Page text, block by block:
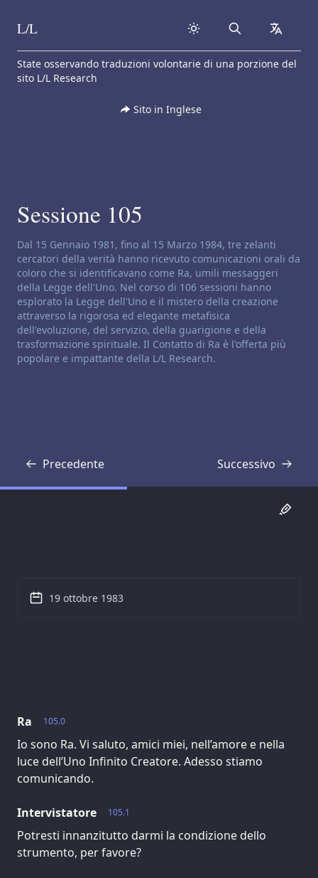
Skip to content
L/L Search
State osservando traduzioni volontarie di una porzione del
sito L/L Research
Sito in Inglese
Sessione 105
Disclaimer di canalizzazione:
Dal 15 Gennaio 1981, fino al 15 Marzo 1984, tre zelanti
cercatori della verità hanno ricevuto comunicazioni orali da
coloro che si identificavano come Ra, umili messaggeri
della Legge dell'Uno. Nel corso di 106 sessioni hanno
esplorato la Legge dell'Uno e il mistero della creazione
attraverso la rigorosa ed elegante metafisica
dell'evoluzione, del servizio, della guarigione e della
trasformazione spirituale. Il Contatto di Ra è l'offerta più
popolare e impattante della L/L Research.
Precedente
Trascrizione Successivo
Trascrizione
105.0
Ra
Io sono Ra. Vi saluto, amici miei, nell’amore e nella
luce dell’Uno Infinito Creatore. Adesso stiamo
comunicando.
105.1
Intervistatore
Potresti innanzitutto darmi la condizione dello
strumento, per favore?
19 ottobre 1983